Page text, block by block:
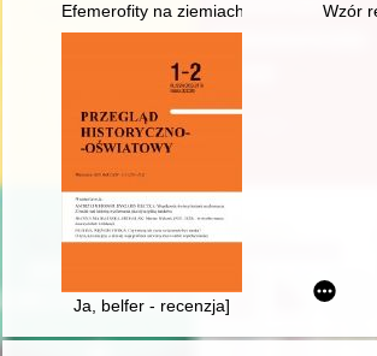
Efemerofity na ziemiach polskich :Wzór
Ja, belfer - recenzja]